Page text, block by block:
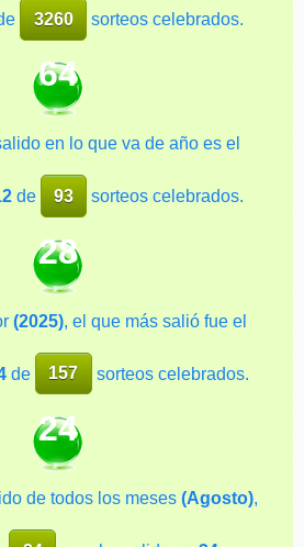
3260 sorteos celebrados.
64
en lo que va de año es el
de 93 sorteos celebrados.
28
(2025), el que más salió fue el
de 157 sorteos celebrados.
24
de todos los meses (Agosto),